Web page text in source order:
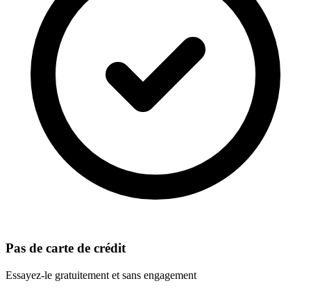
Pas de carte de crédit
Essayez-le gratuitement et sans engagement